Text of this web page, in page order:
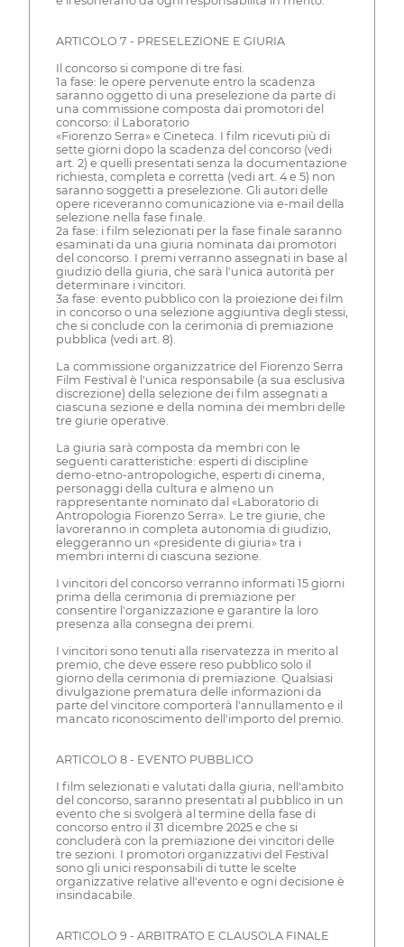
ARTICOLO 7 - PRESELEZIONE E GIURIA
Il concorso si compone di tre fasi.
1a fase: le opere pervenute entro la scadenza
saranno oggetto di una preselezione da parte di
una commissione composta dai promotori del
concorso: il Laboratorio
«Fiorenzo Serra» e Cineteca. I film ricevuti più di
sette giorni dopo la scadenza del concorso (vedi
art. 2) e quelli presentati senza la documentazione
richiesta, completa e corretta (vedi art. 4 e 5) non
saranno soggetti a preselezione. Gli autori delle
opere riceveranno comunicazione via e-mail della
selezione nella fase finale.
2a fase: i film selezionati per la fase finale saranno
esaminati da una giuria nominata dai promotori
del concorso. I premi verranno assegnati in base al
giudizio della giuria, che sarà l'unica autorità per
determinare i vincitori.
3a fase: evento pubblico con la proiezione dei film
in concorso o una selezione aggiuntiva degli stessi,
che si conclude con la cerimonia di premiazione
pubblica (vedi art. 8).
La commissione organizzatrice del Fiorenzo Serra
Film Festival è l'unica responsabile (a sua esclusiva
discrezione) della selezione dei film assegnati a
ciascuna sezione e della nomina dei membri delle
tre giurie operative.
La giuria sarà composta da membri con le
seguenti caratteristiche: esperti di discipline
demo-etno-antropologiche, esperti di cinema,
personaggi della cultura e almeno un
rappresentante nominato dal «Laboratorio di
Antropologia Fiorenzo Serra». Le tre giurie, che
lavoreranno in completa autonomia di giudizio,
eleggeranno un «presidente di giuria» tra i
membri interni di ciascuna sezione.
I vincitori del concorso verranno informati 15 giorni
prima della cerimonia di premiazione per
consentire l'organizzazione e garantire la loro
presenza alla consegna dei premi.
I vincitori sono tenuti alla riservatezza in merito al
premio, che deve essere reso pubblico solo il
giorno della cerimonia di premiazione. Qualsiasi
divulgazione prematura delle informazioni da
parte del vincitore comporterà l'annullamento e il
mancato riconoscimento dell'importo del premio.
ARTICOLO 8 - EVENTO PUBBLICO
I film selezionati e valutati dalla giuria, nell'ambito
del concorso, saranno presentati al pubblico in un
evento che si svolgerà al termine della fase di
concorso entro il 31 dicembre 2025 e che si
concluderà con la premiazione dei vincitori delle
tre sezioni. I promotori organizzativi del Festival
sono gli unici responsabili di tutte le scelte
organizzative relative all'evento e ogni decisione è
insindacabile.
ARTICOLO 9 - ARBITRATO E CLAUSOLA FINALE